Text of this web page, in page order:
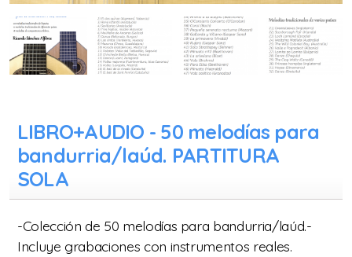
LIBRO+AUDIO - 50 melodías para
bandurria/laúd. PARTITURA
SOLA
-Colección de 50 melodías para bandurria/laúd.-
Incluye grabaciones con instrumentos reales.
Ukelele
Vídeos de flauta
Vídeos de varios instrumentos
Vídeos con pistas de acompañamiento (NUEVO)